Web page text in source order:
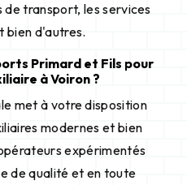
transport, les services
bien d'autres.
Primard et Fils pour
à Voiron ?
met à votre disposition
modernes et bien
expérimentés
de qualité et en toute